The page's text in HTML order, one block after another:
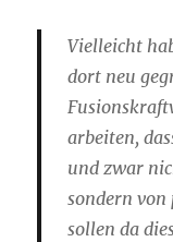
Vielleicht
dort neu
arbeiten,
und zwar
sondern von
sollen da